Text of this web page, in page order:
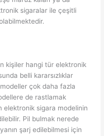
sigaralar ile çeşitli
kişiler hangi tür elektronik
belli kararsızlıklar
çok daha fazla
de rastlamak
elektronik sigara modelinin
Pil bulmak nerede
şarj edilebilmesi için